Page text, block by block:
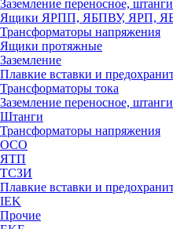
Заземление переносное, штанги
Ящики ЯРПП, ЯБПВУ, ЯРП,
Трансформаторы напряжения
Ящики протяжные
Заземление
Плавкие вставки и
Трансформаторы тока
Заземление переносное, штанги
Штанги
Трансформаторы напряжения
ОСО
ЯТП
ТСЗИ
Плавкие вставки и
IEK
Прочие